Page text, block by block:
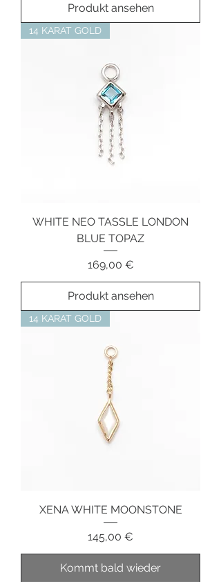
Produkt ansehen
14 KARAT GOLD
WHITE NEO TASSLE LONDON
BLUE TOPAZ
Preis
169,00 €
Produkt ansehen
14 KARAT GOLD
XENA WHITE MOONSTONE
Preis
145,00 €
Kommt bald wieder